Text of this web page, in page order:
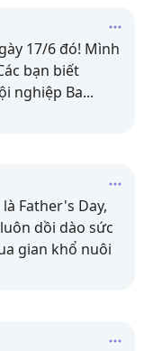
17/6 đó! Mình
bạn biết
nghiệp Ba...
Father's Day,
dồi dào sức
gian khổ nuôi